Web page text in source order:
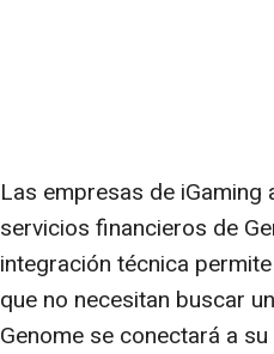
Las empresas de
servicios financieros de
integración técnica
que no necesitan buscar
Genome se conectará a